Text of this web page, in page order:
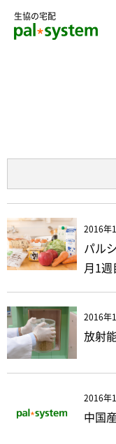
生協の宅配
2016年
パル
月1週
2016年
放射
2016年
中国